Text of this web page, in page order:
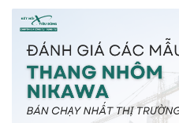
bài viết hôm nay, Kết Nối Tiêu
những mẫu thang nhôm Nikita